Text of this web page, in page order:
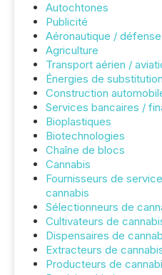
Autochtones
Publicité
Aéronautique / défense
Agriculture
Transport aérien /
Énergies de substitution
Construction
Services bancaires /
Bioplastiques
Biotechnologies
Chaîne de blocs
Cannabis
Fournisseurs de
cannabis
Sélectionneurs de
Cultivateurs de
Dispensaires de
Extracteurs de
Producteurs de